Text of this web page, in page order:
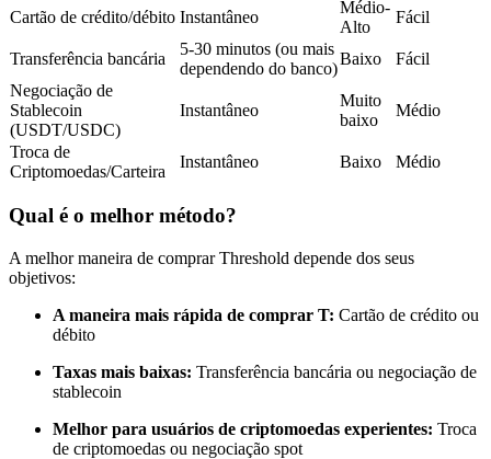
Copiar Trading
Junte-se aos principais traders
Torne-se um Trader de Cópias
Desfrute da partilha de lucros e comissões de copy trading
Cartão de crédito/débito Instantâneo
Médio-
Alto
Fácil
Transferência bancária
5-30 minutos (ou mais
dependendo do banco)
Baixo
Fácil
Negociação de
Stablecoin
(USDT/USDC)
Instantâneo
Muito
baixo
Médio
Troca de
Criptomoedas/Carteira
Instantâneo Baixo Médio
Qual é o melhor método?
A melhor maneira de comprar Threshold depende dos seus
objetivos:
A maneira mais rápida de comprar T: Cartão de crédito ou
débito
Taxas mais baixas: Transferência bancária ou negociação de
stablecoin
Melhor para usuários de criptomoedas experientes: Troca
de criptomoedas ou negociação spot